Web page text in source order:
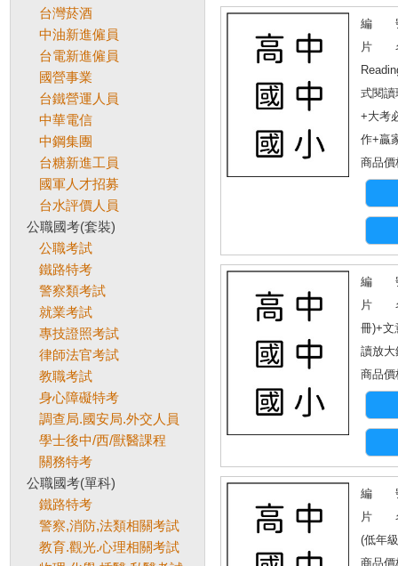
台灣菸酒
中油新進僱員
台電新進僱員
國營事業
台鐵營運人員
中華電信
中鋼集團
台糖新進工員
國軍人才招募
台水評價人員
公職國考(套裝)
公職考試
鐵路特考
警察類考試
就業考試
專技證照考試
律師法官考試
教職考試
身心障礙特考
調查局.國安局.外交人員
學士後中/西/獸醫課程
關務特考
公職國考(單科)
鐵路特考
警察,消防,法類相關考試
教育.觀光.心理相關考試
編 號
片 名
式閱
+大考
作+贏
商品價
編 號
片 名
冊)+文
讀放
商品價
編 號
片 名
(低年
商品價